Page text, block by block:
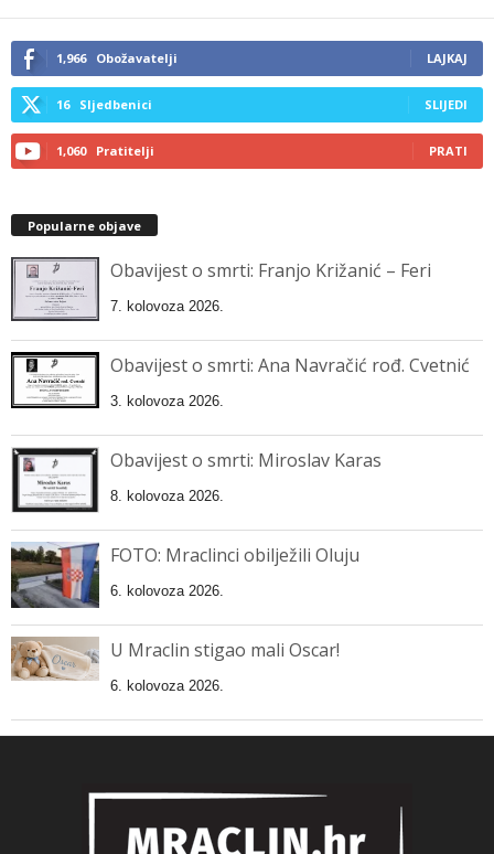
1,966 Obožavatelji LAJKAJ
16 Sljedbenici SLIJEDI
1,060 Pratitelji PRATI
Popularne objave
Obavijest o smrti: Franjo Križanić – Feri
7. kolovoza 2026.
Obavijest o smrti: Ana Navračić rođ. Cvetnić
3. kolovoza 2026.
Obavijest o smrti: Miroslav Karas
8. kolovoza 2026.
FOTO: Mraclinci obilježili Oluju
6. kolovoza 2026.
U Mraclin stigao mali Oscar!
6. kolovoza 2026.